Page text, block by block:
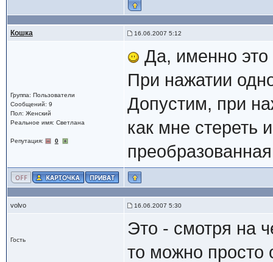
Кошка 16.06.2007 5:12
Группа: Пользователи
Сообщений: 9
Пол: Женский
Реальное имя: Светлана
Репутация: 0
Да, именно
При нажатии
Допустим, при
как мне стереть
volvo 16.06.2007 5:30
Гость
Это - смотря на
то можно просто